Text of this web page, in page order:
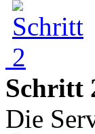
Schritt
Die